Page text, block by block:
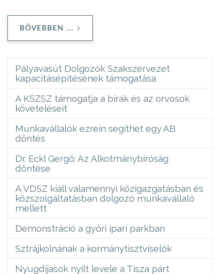
BŐVEBBEN ...
Pályavasút Dolgozók Szakszervezet
kapacitásépítésének támogatása
A KSZSZ támogatja a bírák és az orvosok
követeléseit
Munkavállalók ezrein segíthet egy AB
döntés
Dr. Eckl Gergő: Az Alkotmánybíróság
döntése
A VDSZ kiáll valamennyi közigazgatásban és
közszolgáltatásban dolgozó munkavállaló
mellett
Demonstráció a győri ipari parkban
Sztrájkolnának a kormánytisztviselők
Nyugdíjasok nyílt levele a Tisza párt